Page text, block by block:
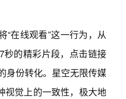
在线观看”这一行为，从
的精彩片段，点击链接
身份转化。星空无限传媒
视觉上的一致性，极大地